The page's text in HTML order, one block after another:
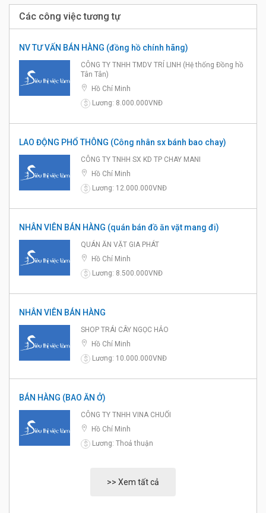
Các công việc tương tự
NV TƯ VẤN BÁN HÀNG (đồng hồ chính hãng)
CÔNG TY TNHH TMDV TRÍ LINH (Hệ thống Đồng hồ
Tân Tân)
Hồ Chí Minh
$
Lương: 8.000.000VNĐ
LAO ĐỘNG PHỔ THÔNG (Công nhân sx bánh bao chay)
CÔNG TY TNHH SX KD TP CHAY MANI
Hồ Chí Minh
$
Lương: 12.000.000VNĐ
NHÂN VIÊN BÁN HÀNG (quán bán đồ ăn vặt mang đi)
QUÁN ĂN VẶT GIA PHÁT
Hồ Chí Minh
$
Lương: 8.500.000VNĐ
NHÂN VIÊN BÁN HÀNG
SHOP TRÁI CÂY NGỌC HẢO
Hồ Chí Minh
$
Lương: 10.000.000VNĐ
BÁN HÀNG (BAO ĂN Ở)
CÔNG TY TNHH VINA CHUỐI
Hồ Chí Minh
$
Lương: Thoả thuận
>> Xem tất cả